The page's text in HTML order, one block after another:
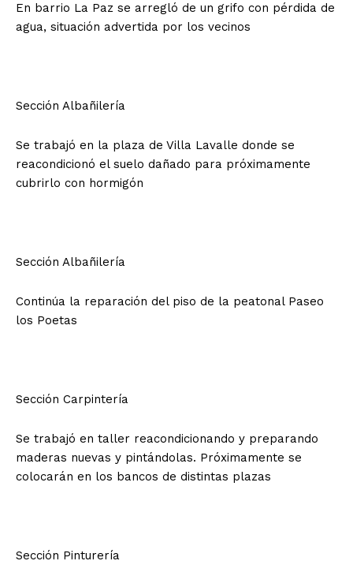
En barrio La Paz se arregló de un grifo con pérdida de
agua, situación advertida por los vecinos
Sección Albañilería
Se trabajó en la plaza de Villa Lavalle donde se
reacondicionó el suelo dañado para próximamente
cubrirlo con hormigón
Sección Albañilería
Continúa la reparación del piso de la peatonal Paseo
los Poetas
Sección Carpintería
Se trabajó en taller reacondicionando y preparando
maderas nuevas y pintándolas. Próximamente se
colocarán en los bancos de distintas plazas
Sección Pinturería